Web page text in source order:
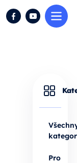
Hledat FacebookYouTube
Pro